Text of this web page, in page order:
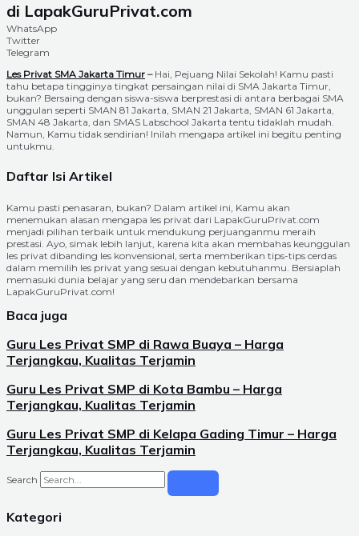
di LapakGuruPrivat.com
WhatsApp
Twitter
Telegram
Les Privat SMA Jakarta Timur – Hai, Pejuang Nilai Sekolah! Kamu pasti
tahu betapa tingginya tingkat persaingan nilai di SMA Jakarta Timur,
bukan? Bersaing dengan siswa-siswa berprestasi di antara berbagai SMA
unggulan seperti SMAN 81 Jakarta, SMAN 21 Jakarta, SMAN 61 Jakarta,
SMAN 48 Jakarta, dan SMAS Labschool Jakarta tentu tidaklah mudah.
Namun, Kamu tidak sendirian! Inilah mengapa artikel ini begitu penting
untukmu.
Daftar Isi Artikel
Kamu pasti penasaran, bukan? Dalam artikel ini, Kamu akan
menemukan alasan mengapa les privat dari LapakGuruPrivat.com
menjadi pilihan terbaik untuk mendukung perjuanganmu meraih
prestasi. Ayo, simak lebih lanjut, karena kita akan membahas keunggulan
les privat dibanding les konvensional, serta memberikan tips-tips cerdas
dalam memilih les privat yang sesuai dengan kebutuhanmu. Bersiaplah
memasuki dunia belajar yang seru dan mendebarkan bersama
LapakGuruPrivat.com!
Baca juga
Guru Les Privat SMP di Rawa Buaya – Harga
Terjangkau, Kualitas Terjamin
Guru Les Privat SMP di Kota Bambu – Harga
Terjangkau, Kualitas Terjamin
Guru Les Privat SMP di Kelapa Gading Timur – Harga
Terjangkau, Kualitas Terjamin
Search
Kategori